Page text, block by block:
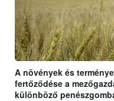
A növények és
fertőződése a
különböző